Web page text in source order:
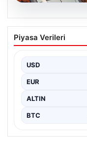
04.08.2026
FED faiz
Nisan ayı faiz
Piyasa Verileri
USD
EUR
ALTIN
BTC